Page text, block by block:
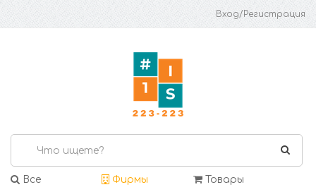
Вход/Регистрация
Все Фирмы
Товары